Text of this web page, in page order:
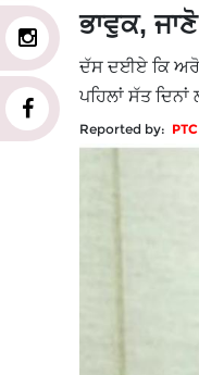
ਭਾਵੁਕ,
ਦੱਸ ਦਈਏ ਕਿ
ਪਹਿਲਾਂ ਸੱਤ
Reported by: